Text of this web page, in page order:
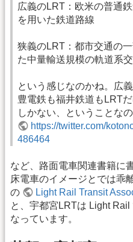
広義のLRT：欧米の普通
を用いた鉄道路線
狭義のLRT：都市交通の
た中量輸送規模の軌道系
という感じなのかね。広
豊電鉄も福井鉄道もLRT
しかない、ということな
https://twitter.com/
486464
など、路面電車関連書籍に
床電車のイメージとでは乖
の
Light Rail Transit
と、宇都宮LRTは Light Rail
なっています。